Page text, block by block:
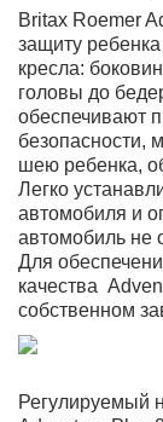
Britax Roemer
защиту ребенка
кресла:
головы до
обеспечивают
безопасности,
шею ребенка,
Легко
автомобиля и
автомобиль не
Для
качества
собственном
Регулируемый